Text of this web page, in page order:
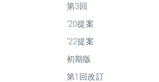
第3回
'20提案
'22提案
初期版
第1回改訂